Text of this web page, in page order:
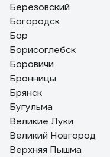
Березовский
Богородск
Бор
Борисоглебск
Боровичи
Бронницы
Брянск
Бугульма
Великие Луки
Великий Новгород
Верхняя Пышма